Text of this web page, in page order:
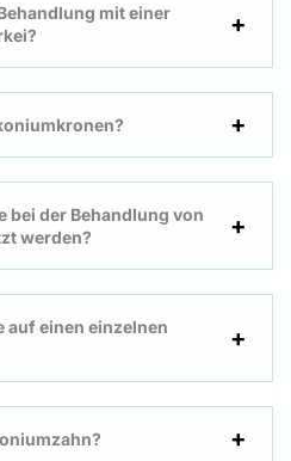
mit einer
bei der Behandlung von
werden?
einen einzelnen